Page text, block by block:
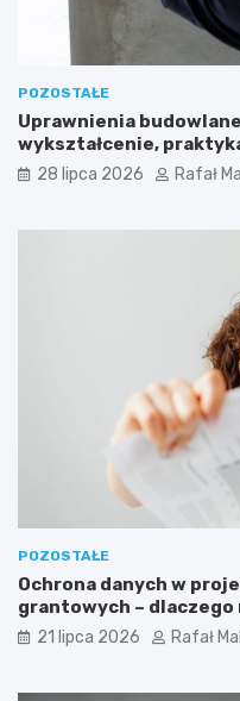
POZOSTAŁE
Uprawnienia
wykształcenie,
28 lipca 2026 Rafał
POZOSTAŁE
Ochrona danych w
grantowych –
musi być częścią
21 lipca 2026 Rafał